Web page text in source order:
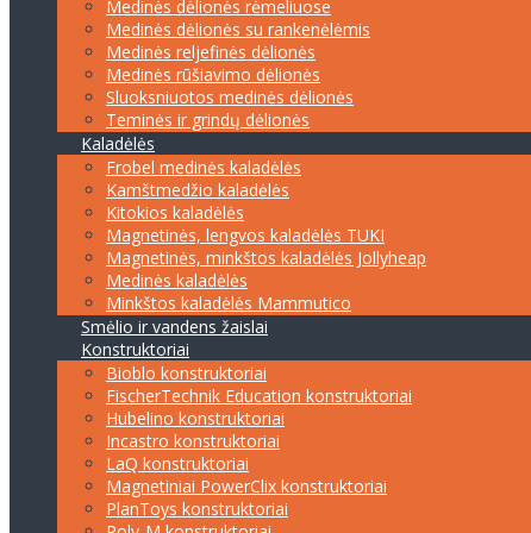
Medinės dėlionės rėmeliuose
Medinės dėlionės su rankenėlėmis
Medinės reljefinės dėlionės
Medinės rūšiavimo dėlionės
Sluoksniuotos medinės dėlionės
Teminės ir grindų dėlionės
Kaladėlės
Frobel medinės kaladėlės
Kamštmedžio kaladėlės
Kitokios kaladėlės
Magnetinės, lengvos kaladėlės TUKI
Magnetinės, minkštos kaladėlės Jollyheap
Medinės kaladėlės
Minkštos kaladėlės Mammutico
Smėlio ir vandens žaislai
Konstruktoriai
Bioblo konstruktoriai
FischerTechnik Education konstruktoriai
Hubelino konstruktoriai
Incastro konstruktoriai
LaQ konstruktoriai
Magnetiniai PowerClix konstruktoriai
PlanToys konstruktoriai